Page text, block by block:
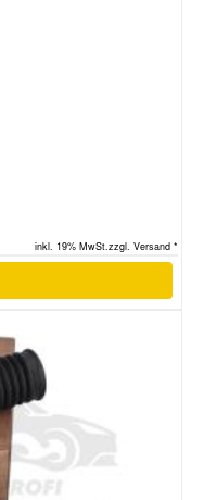
inkl. 19% MwSt.zzgl. Versand *